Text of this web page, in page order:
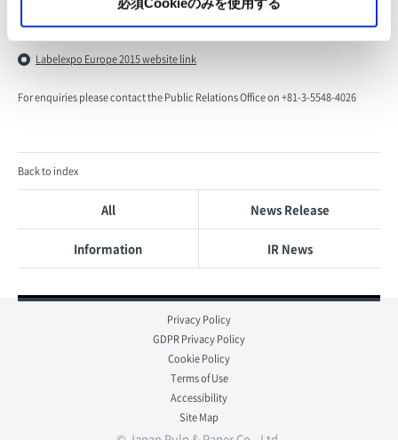
Labelexpo Europe 2015 website link
For enquiries please contact the Public Relations Office on +81-3-5548-4026
Back to index
All News Release
Information IR News
Privacy Policy
GDPR Privacy Policy
Cookie Policy
Terms of Use
Accessibility
Site Map